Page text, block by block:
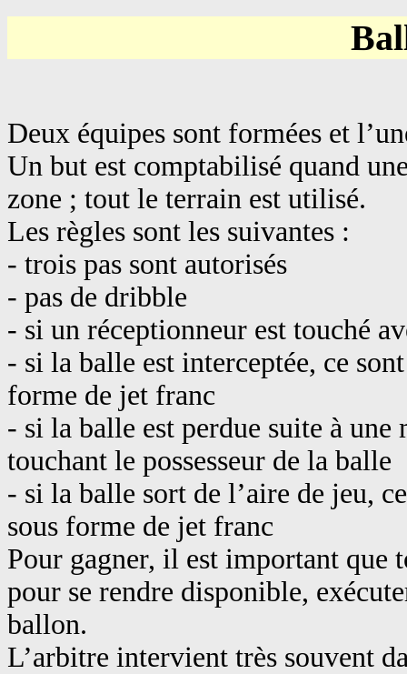
Deux équipes sont formées et
Un but est comptabilisé quand
zone ; tout le terrain est utilisé.
Les règles sont les suivantes :
- trois pas sont autorisés
- pas de dribble
- si un réceptionneur est touché
- si la balle est interceptée, ce
forme de jet franc
- si la balle est perdue suite à une
touchant le possesseur de la balle
- si la balle sort de l’aire de jeu,
sous forme de jet franc
Pour gagner, il est important que
pour se rendre disponible,
ballon.
L’arbitre intervient très souvent